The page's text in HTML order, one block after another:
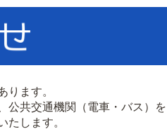
ります。
公共交通機関（電車・バス）
たします。